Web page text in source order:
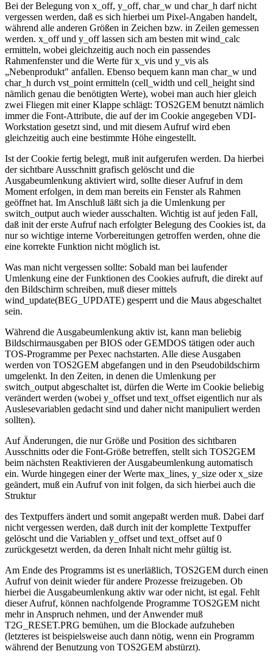
Bei der Belegung von x_off, y_off, char_w und char_h darf nicht
vergessen werden, daß es sich hierbei um Pixel-Angaben handelt,
während alle anderen Größen in Zeichen bzw. in Zeilen gemessen
werden. x_off und y_off lassen sich am besten mit wind_calc
ermitteln, wobei gleichzeitig auch noch ein passendes
Rahmenfenster und die Werte für x_vis und y_vis als
„Nebenprodukt" anfallen. Ebenso bequem kann man char_w und
char_h durch vst_point ermitteln (cell_width und cell_height sind
nämlich genau die benötigten Werte), wobei man auch hier gleich
zwei Fliegen mit einer Klappe schlägt: TOS2GEM benutzt nämlich
immer die Font-Attribute, die auf der im Cookie angegeben VDI-
Workstation gesetzt sind, und mit diesem Aufruf wird eben
gleichzeitig auch eine bestimmte Höhe eingestellt.
Ist der Cookie fertig belegt, muß init aufgerufen werden. Da hierbei
der sichtbare Ausschnitt grafisch gelöscht und die
Ausgabeumlenkung aktiviert wird, sollte dieser Aufruf in dem
Moment erfolgen, in dem man bereits ein Fenster als Rahmen
geöffnet hat. Im Anschluß läßt sich ja die Umlenkung per
switch_output auch wieder ausschalten. Wichtig ist auf jeden Fall,
daß init der erste Aufruf nach erfolgter Belegung des Cookies ist, da
nur so wichtige interne Vorbereitungen getroffen werden, ohne die
eine korrekte Funktion nicht möglich ist.
Was man nicht vergessen sollte: Sobald man bei laufender
Umlenkung eine der Funktionen des Cookies aufruft, die direkt auf
den Bildschirm schreiben, muß dieser mittels
wind_update(BEG_UPDATE) gesperrt und die Maus abgeschaltet
sein.
Während die Ausgabeumlenkung aktiv ist, kann man beliebig
Bildschirmausgaben per BIOS oder GEMDOS tätigen oder auch
TOS-Programme per Pexec nachstarten. Alle diese Ausgaben
werden von TOS2GEM abgefangen und in den Pseudobildschirm
umgelenkt. In den Zeiten, in denen die Umlenkung per
switch_output abgeschaltet ist, dürfen die Werte im Cookie beliebig
verändert werden (wobei y_offset und text_offset eigentlich nur als
Auslesevariablen gedacht sind und daher nicht manipuliert werden
sollten).
Auf Änderungen, die nur Größe und Position des sichtbaren
Ausschnitts oder die Font-Größe betreffen, stellt sich TOS2GEM
beim nächsten Reaktivieren der Ausgabeumlenkung automatisch
ein. Wurde hingegen einer der Werte max_lines, y_size oder x_size
geändert, muß ein Aufruf von init folgen, da sich hierbei auch die
Struktur
des Textpuffers ändert und somit angepaßt werden muß. Dabei darf
nicht vergessen werden, daß durch init der komplette Textpuffer
gelöscht und die Variablen y_offset und text_offset auf 0
zurückgesetzt werden, da deren Inhalt nicht mehr gültig ist.
Am Ende des Programms ist es unerläßlich, TOS2GEM durch einen
Aufruf von deinit wieder für andere Prozesse freizugeben. Ob
hierbei die Ausgabeumlenkung aktiv war oder nicht, ist egal. Fehlt
dieser Aufruf, können nachfolgende Programme TOS2GEM nicht
mehr in Anspruch nehmen, und der Anwender muß
T2G_RESET.PRG bemühen, um die Blockade aufzuheben
(letzteres ist beispielsweise auch dann nötig, wenn ein Programm
während der Benutzung von TOS2GEM abstürzt).